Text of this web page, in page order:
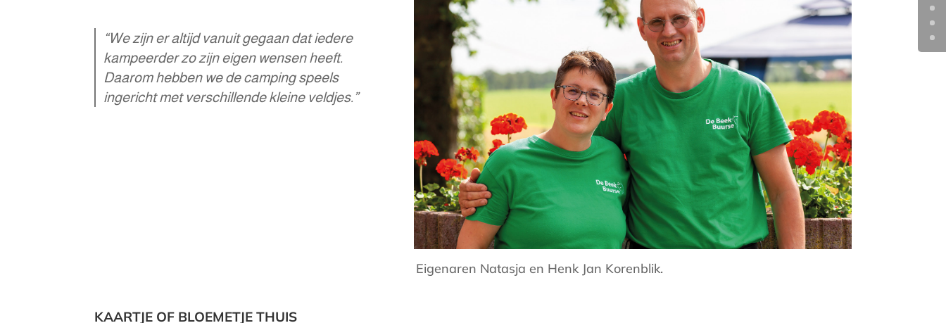
“We zijn er altijd vanuit gegaan dat iedere
kampeerder zo zijn eigen wensen heeft.
Daarom hebben we de camping speels
ingericht met verschillende kleine veldjes.”
Eigenaren Natasja en Henk Jan Korenblik.
KAARTJE OF BLOEMETJE THUIS